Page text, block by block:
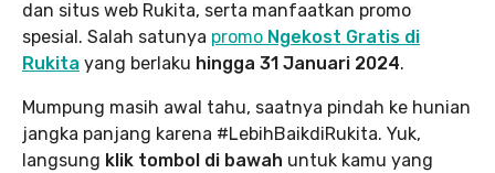
dan situs web Rukita, serta manfaatkan promo
spesial. Salah satunya promo Ngekost Gratis di
Rukita yang berlaku hingga 31 Januari 2024.
Mumpung masih awal tahu, saatnya pindah ke hunian
jangka panjang karena #LebihBaikdiRukita. Yuk,
langsung klik tombol di bawah untuk kamu yang